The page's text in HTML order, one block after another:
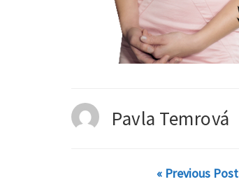
Pavla Temrová
« Previous Post